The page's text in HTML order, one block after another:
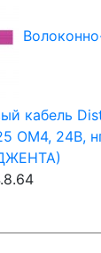
кабель
OM4, 24В,